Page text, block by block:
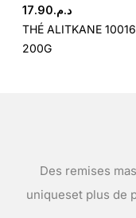
د.م.17.90
THÉ ALITKANE 10016
200G
Des remises
uniqueset plus de